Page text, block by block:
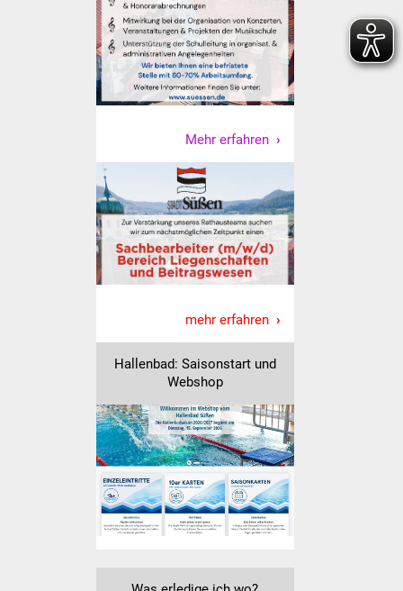
Haushalt & Infos
Wirtschaftsförderung
Gewerbeimmobilien
IKG Auen
Ausschreibungen
Öffentliche
Ausschreibung
Ausschreibung
Beschränkte
Ausschreibung
Freihändige Vergabe
Gewerbeverzeichnis
Gewerbe - Selbsteintrag
Mehr erfahren
mehr erfahren
Hallenbad: Saisonstart und
Webshop